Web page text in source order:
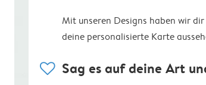
Mit unseren Designs haben wir
deine personalisierte Karte
heart Sag es auf deine Art